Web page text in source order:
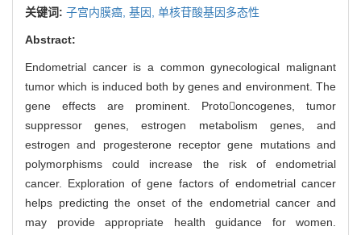
关键词: 子宫内膜癌, 基因, 单核苷酸基因多态性
Abstract:
Endometrial cancer is a common gynecological malignant
tumor which is induced both by genes and environment. The
gene effects are prominent. Protooncogenes, tumor
suppressor genes, estrogen metabolism genes, and
estrogen and progesterone receptor gene mutations and
polymorphisms could increase the risk of endometrial
cancer. Exploration of gene factors of endometrial cancer
helps predicting the onset of the endometrial cancer and
may provide appropriate health guidance for women.